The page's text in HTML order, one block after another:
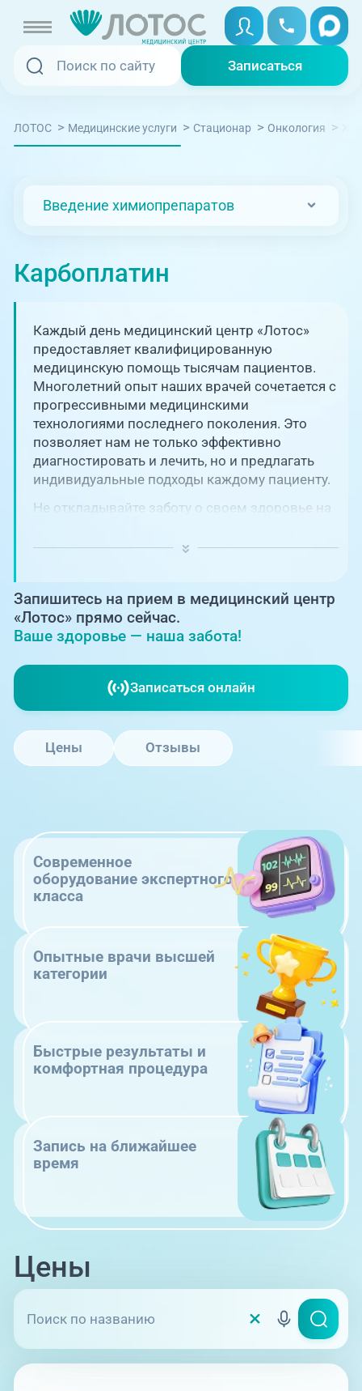
Записаться
Записаться
Услуги и цены
Отзывы
Адреса клиник
О клинике
Блог врачей
Новости
+7 (351) 220-00-03
Записаться онлайн
Вызвать скорую
Медицина на дому
Телемедицина
+7 (351) 220-00-03
Единая справочная служба,
запись на прием
+7 (351) 220-03-03
Центр амбулаторной
онкологической помощи
+7 (7142) 927-003
ЛОТОС > Медицинские услуги > Стационар > Онкология >
Введение химиопрепаратов
Карбоплатин
Каждый день медицинский центр «Лотос»
предоставляет квалифицированную
медицинскую помощь тысячам пациентов.
Многолетний опыт наших врачей сочетается с
прогрессивными медицинскими
технологиями последнего поколения. Это
позволяет нам не только эффективно
диагностировать и лечить, но и предлагать
индивидуальные подходы каждому пациенту.
Не откладывайте заботу о своем здоровье на
ключевую роль в поддержании вашего
Запишитесь на прием в медицинский центр
«Лотос» прямо сейчас.
Ваше здоровье — наша забота!
Записаться онлайн
Цены Отзывы
Современное
оборудование экспертного
класса
Опытные врачи высшей
категории
Быстрые результаты и
комфортная процедура
Запись на ближайшее
время
Цены